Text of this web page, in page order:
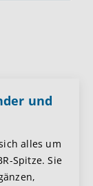
und
alles um
Spitze. Sie